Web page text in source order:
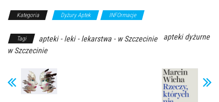
Kategoria Dyżury Aptek INFOrmacje
Tagi apteki - leki - lekarstwa - w Szczecinie
apteki dyżurne
w Szczecinie